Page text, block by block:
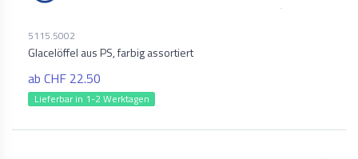
5115.5002
Glacelöffel aus PS, farbig assortiert
ab CHF 22.50
Lieferbar in 1-2 Werktagen